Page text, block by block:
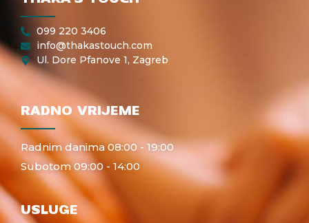
099 220 3406
info@thakastouch.com
Ul. Dore Pfanove 1, Zagreb
RADNO VRIJEME
Radnim danima 08:00 - 19:00
Subotom 09:00 - 14:00
USLUGE